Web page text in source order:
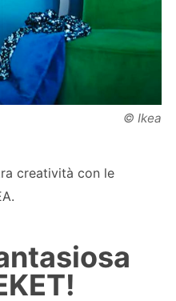
© Ikea
creatività con le